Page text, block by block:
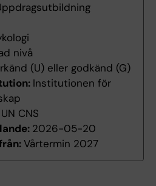
nivå
(U) eller godkänd (G)
Institutionen för
UN CNS
2026-05-20
Vårtermin 2027